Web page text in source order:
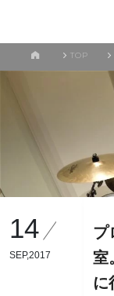
TOP
14
SEP,2017
プ
室
に